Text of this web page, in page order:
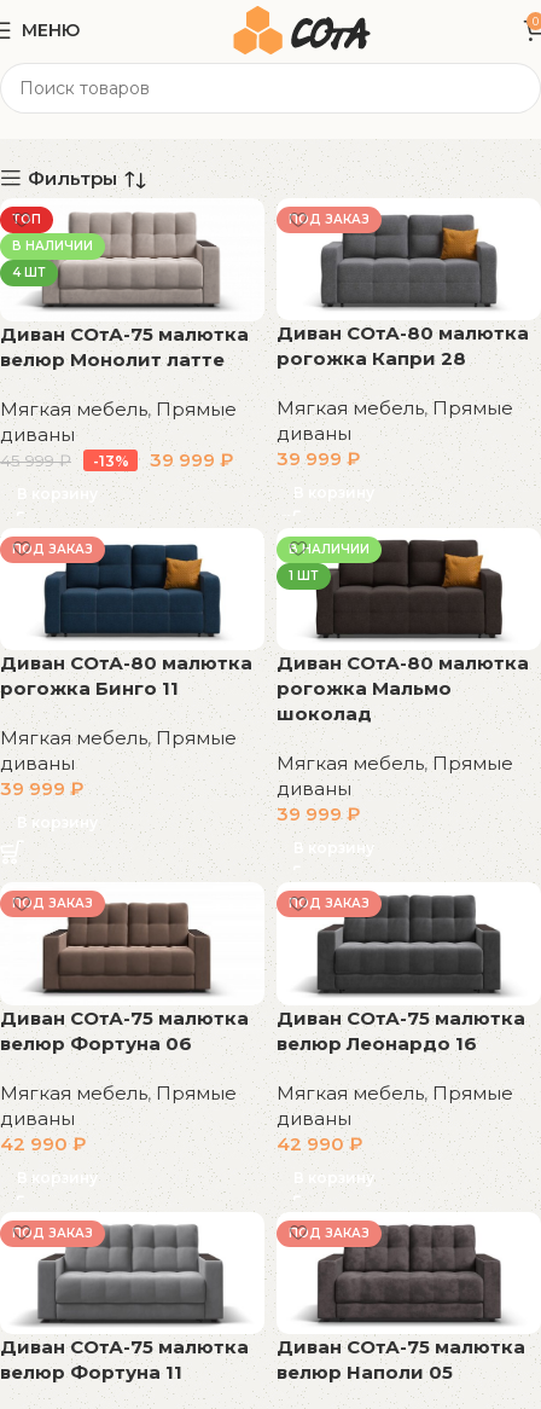
МЕНЮ 0
167x112x88 см
Фильтры
ТОП
В НАЛИЧИИ
4 ШТ
Диван СОтА-75 малютка
велюр Монолит латте
Мягкая мебель, Прямые
диваны
45 999₽ -13% 39 999 ₽
В корзину
ПОД ЗАКАЗ
Диван СОтА-80 малютка
рогожка Капри 28
Мягкая мебель,Прямые
диваны
39 999 ₽
В корзину
ПОД ЗАКАЗ
Диван СОтА-80 малютка
рогожка Бинго 11
Мягкая мебель, Прямые
диваны
39 999 ₽
В корзину
В НАЛИЧИИ
1 ШТ
Диван СОтА-80 малютка
рогожка Мальмо
шоколад
Мягкая мебель, Прямые
диваны
39 999₽
В корзину
ПОД ЗАКАЗ
Диван СОтА-75 малютка
велюр Фортуна 06
Мягкая мебель,Прямые
диваны
42 990₽
В корзину
ПОД ЗАКАЗ
Диван СОтА-75 малютка
велюр Леонардо 16
Мягкая мебель, Прямые
диваны
42 990₽
В корзину
ПОД ЗАКАЗ
Диван СОтА-75 малютка
велюр Фортуна 11
ПОД ЗАКАЗ
Диван СОтА-75 малютка
велюр Наполи 05